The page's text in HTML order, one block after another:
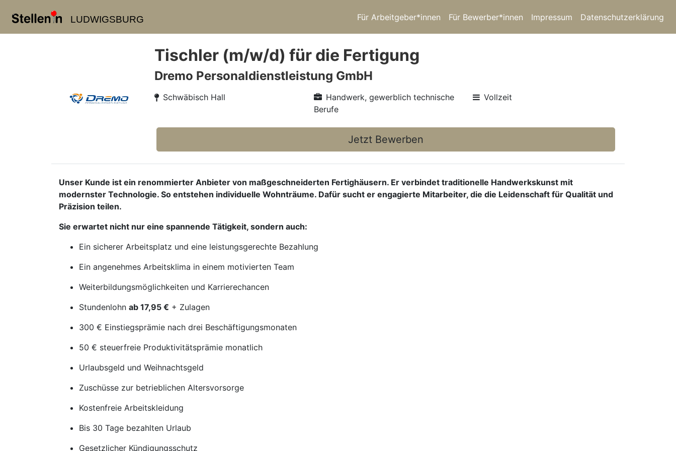
LUDWIGSBURG Für Arbeitgeber*innen Für Bewerber*innen Impressum Datenschutzerklärung
Tischler (m/w/d) für die Fertigung
Dremo Personaldienstleistung GmbH
Schwäbisch Hall
Handwerk, gewerblich technische
Berufe
Vollzeit
Jetzt Bewerben
Unser Kunde ist ein renommierter Anbieter von maßgeschneiderten Fertighäusern. Er verbindet traditionelle Handwerkskunst mit
modernster Technologie. So entstehen individuelle Wohnträume. Dafür sucht er engagierte Mitarbeiter, die die Leidenschaft für Qualität und
Präzision teilen.
Sie erwartet nicht nur eine spannende Tätigkeit, sondern auch:
Ein sicherer Arbeitsplatz und eine leistungsgerechte Bezahlung
Ein angenehmes Arbeitsklima in einem motivierten Team
Weiterbildungsmöglichkeiten und Karrierechancen
Stundenlohn ab 17,95 € + Zulagen
300 € Einstiegsprämie nach drei Beschäftigungsmonaten
50 € steuerfreie Produktivitätsprämie monatlich
Urlaubsgeld und Weihnachtsgeld
Zuschüsse zur betrieblichen Altersvorsorge
Kostenfreie Arbeitskleidung
Bis 30 Tage bezahlten Urlaub
Gesetzlicher Kündigungsschutz